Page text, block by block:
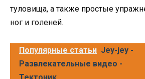
туловища, а также простые
ног и голеней.
Популярные статьи Jey-jey -
Развлекательные видео -
Тектоник